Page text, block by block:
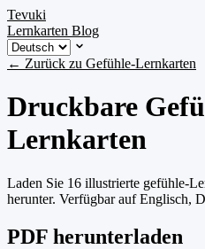
Tevuki
Lernkarten Blog
← Zurück zu Gefühle-Lernkarten
Druckbare
Lernkarten
Laden Sie 16 illustrierte gefühle-
herunter. Verfügbar auf Englisch,
PDF herunterladen